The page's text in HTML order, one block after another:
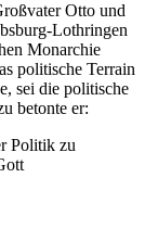
Otto und
Lothringen
Monarchie
politische Terrain
sei die politische
betonte er:
Politik zu